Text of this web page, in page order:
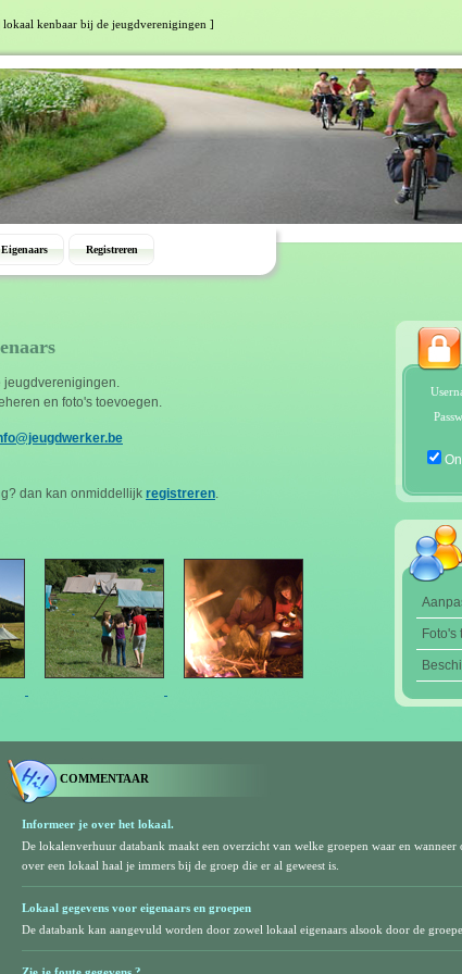
lokaal kenbaar bij de jeugdverenigingen ]
Eigenaars Registreren
jeugdverenigingen.
en foto's toevoegen.
dan kan onmiddellijk registreren.
Foto's
COMMENTAAR
Informeer je over het lokaal.
De lokalenverhuur databank maakt een overzicht van welke groepen waar en
over een lokaal haal je immers bij de groep die er al geweest is.
Lokaal gegevens voor eigenaars en groepen
De databank kan aangevuld worden door zowel lokaal eigenaars alsook door de